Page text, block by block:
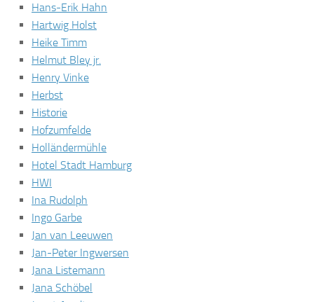
Hans-Erik Hahn
Hartwig Holst
Heike Timm
Helmut Bley jr.
Henry Vinke
Herbst
Historie
Hofzumfelde
Holländermühle
Hotel Stadt Hamburg
HWI
Ina Rudolph
Ingo Garbe
Jan van Leeuwen
Jan-Peter Ingwersen
Jana Listemann
Jana Schöbel